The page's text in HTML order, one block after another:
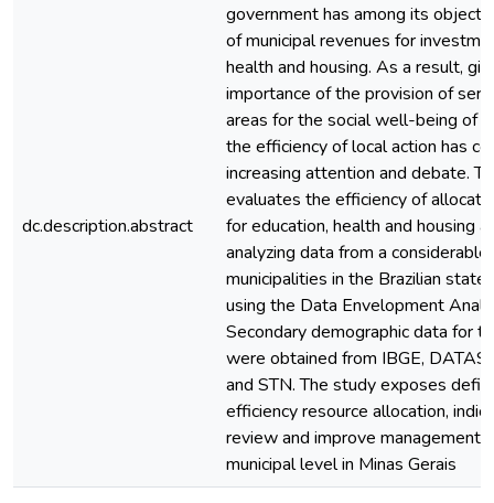
dc.description.abstract
government has among its
of municipal revenues for
health and housing. As a result,
importance of the provision of
areas for the social well-being of
the efficiency of local action has
increasing attention and debate.
evaluates the efficiency of
for education, health and housing
analyzing data from a
municipalities in the Brazilian state
using the Data Envelopment
Secondary demographic data for
were obtained from IBGE,
and STN. The study exposes
efficiency resource allocation,
review and improve management
municipal level in Minas Gerais